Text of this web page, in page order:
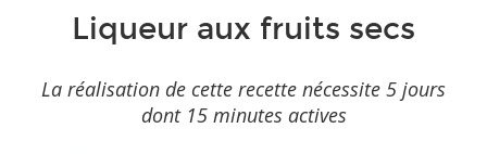
Liqueur aux fruits secs
La réalisation de cette recette nécessite 5 jours
dont 15 minutes actives